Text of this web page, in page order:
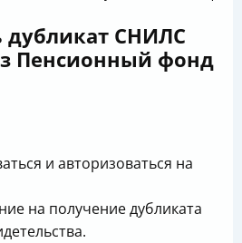
дубликат СНИЛС
Пенсионный фонд
и авторизоваться на
на получение дубликата